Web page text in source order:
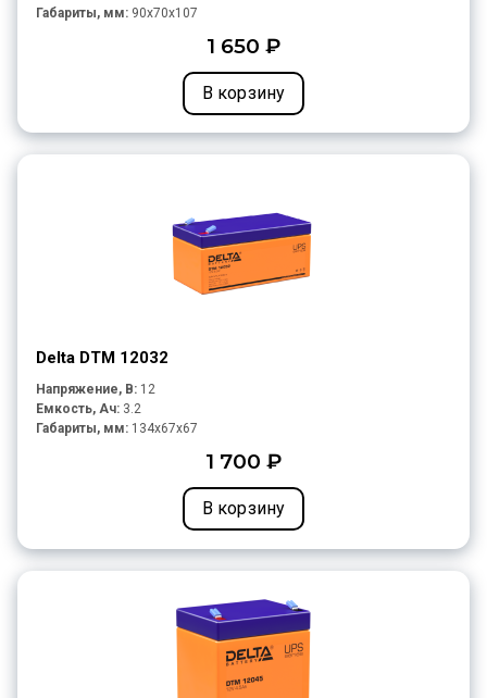
Габариты, мм: 90x70x107
1 650 ₽
В корзину
Delta DTM 12032
Напряжение, В: 12
Емкость, Ач: 3.2
Габариты, мм: 134x67x67
1 700 ₽
В корзину